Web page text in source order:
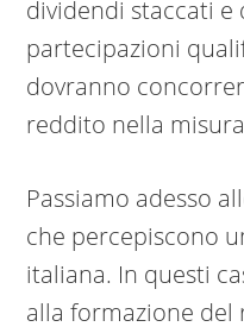
dividendi staccati e
partecipazioni
dovranno
reddito nella
Passiamo adesso
che percepiscono
italiana. In questi
alla formazione